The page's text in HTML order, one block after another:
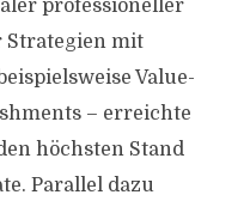
professioneller
mit
Value-
– erreichte
höchsten Stand
Parallel dazu